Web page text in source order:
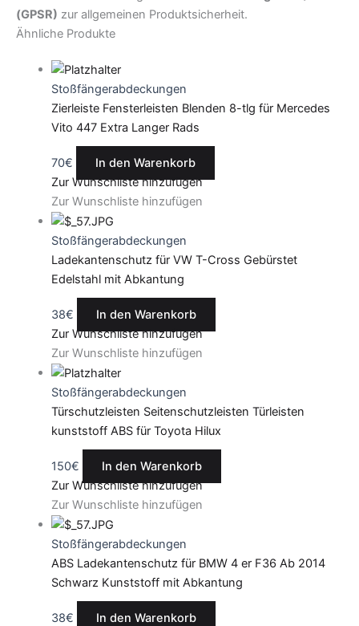
(GPSR) zur allgemeinen Produktsicherheit.
Ähnliche Produkte
Stoßfängerabdeckungen
Zierleiste Fensterleisten Blenden 8-tlg für Mercedes
Vito 447 Extra Langer Rads
70€
In den Warenkorb
Zur Wunschliste hinzufügen
Zur Wunschliste hinzufügen
Stoßfängerabdeckungen
Ladekantenschutz für VW T-Cross Gebürstet
Edelstahl mit Abkantung
38€
In den Warenkorb
Zur Wunschliste hinzufügen
Zur Wunschliste hinzufügen
Stoßfängerabdeckungen
Türschutzleisten Seitenschutzleisten Türleisten
kunststoff ABS für Toyota Hilux
150€
In den Warenkorb
Zur Wunschliste hinzufügen
Zur Wunschliste hinzufügen
Stoßfängerabdeckungen
ABS Ladekantenschutz für BMW 4 er F36 Ab 2014
Schwarz Kunststoff mit Abkantung
38€
In den Warenkorb